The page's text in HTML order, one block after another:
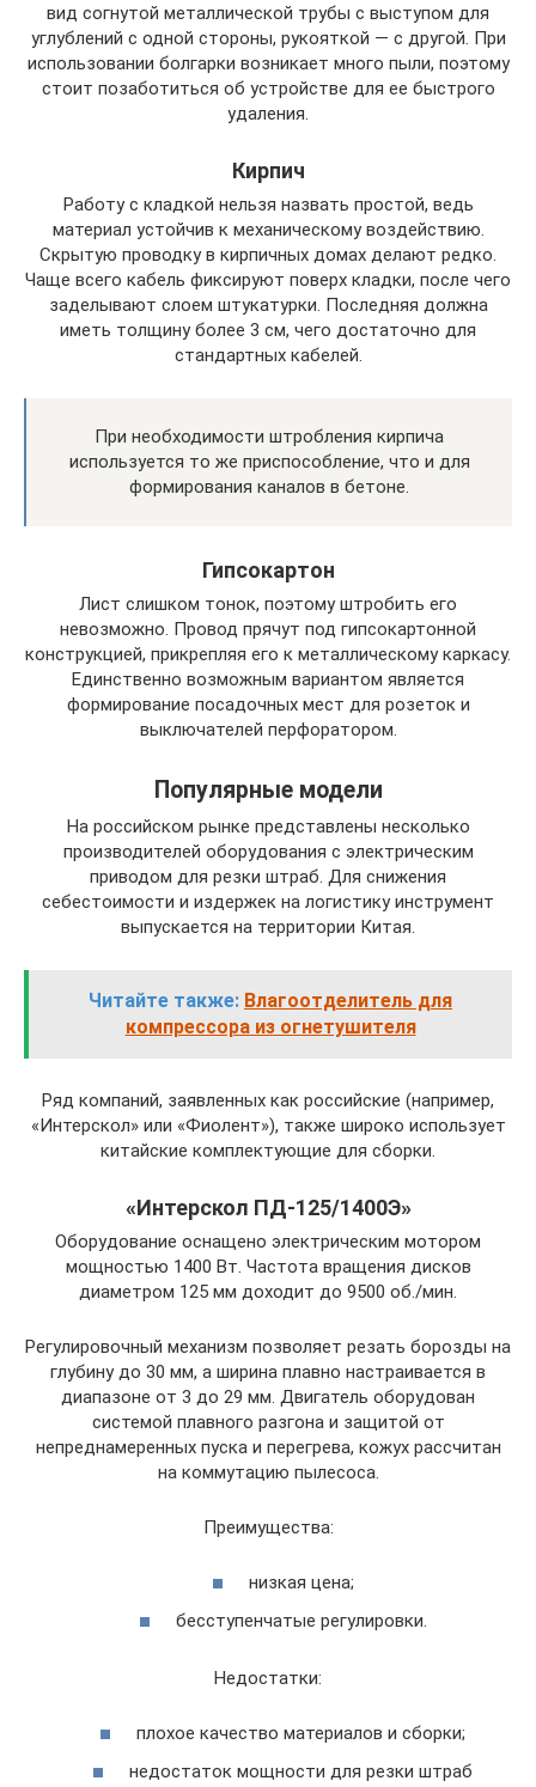
вид согнутой металлической трубы с выступом для
углублений с одной стороны, рукояткой — с другой. При
использовании болгарки возникает много пыли, поэтому
стоит позаботиться об устройстве для ее быстрого
удаления.
Кирпич
Работу с кладкой нельзя назвать простой, ведь
материал устойчив к механическому воздействию.
Скрытую проводку в кирпичных домах делают редко.
Чаще всего кабель фиксируют поверх кладки, после чего
заделывают слоем штукатурки. Последняя должна
иметь толщину более 3 см, чего достаточно для
стандартных кабелей.
При необходимости штробления кирпича
используется то же приспособление, что и для
формирования каналов в бетоне.
Гипсокартон
Лист слишком тонок, поэтому штробить его
невозможно. Провод прячут под гипсокартонной
конструкцией, прикрепляя его к металлическому каркасу.
Единственно возможным вариантом является
формирование посадочных мест для розеток и
выключателей перфоратором.
Популярные модели
На российском рынке представлены несколько
производителей оборудования с электрическим
приводом для резки штраб. Для снижения
себестоимости и издержек на логистику инструмент
выпускается на территории Китая.
Читайте также: Влагоотделитель для
компрессора из огнетушителя
Ряд компаний, заявленных как российские (например,
«Интерскол» или «Фиолент»), также широко использует
китайские комплектующие для сборки.
«Интерскол ПД-125/1400Э»
Оборудование оснащено электрическим мотором
мощностью 1400 Вт. Частота вращения дисков
диаметром 125 мм доходит до 9500 об./мин.
Регулировочный механизм позволяет резать борозды на
глубину до 30 мм, а ширина плавно настраивается в
диапазоне от 3 до 29 мм. Двигатель оборудован
системой плавного разгона и защитой от
непреднамеренных пуска и перегрева, кожух рассчитан
на коммутацию пылесоса.
Преимущества:
низкая цена;
бесступенчатые регулировки.
Недостатки:
плохое качество материалов и сборки;
недостаток мощности для резки штраб